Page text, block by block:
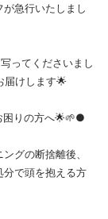
急行いたしまし
ってくださいまし
届けします🌟
困りの方へ🌟🌱●
グの断捨離後、
分で頭を抱える方